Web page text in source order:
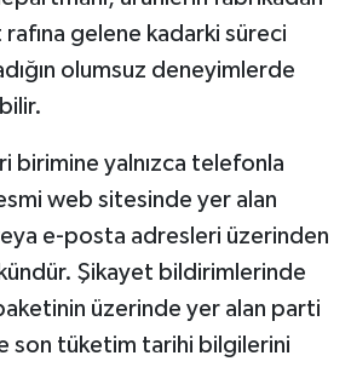
rafına gelene kadarki süreci
olumsuz deneyimlerde
birimine yalnızca telefonla
web sitesinde yer alan
e-posta adresleri üzerinden
Şikayet bildirimlerinde
üzerinde yer alan parti
son tüketim tarihi bilgilerini